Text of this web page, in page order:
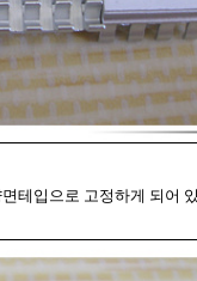
테입으로 고정하게 되어